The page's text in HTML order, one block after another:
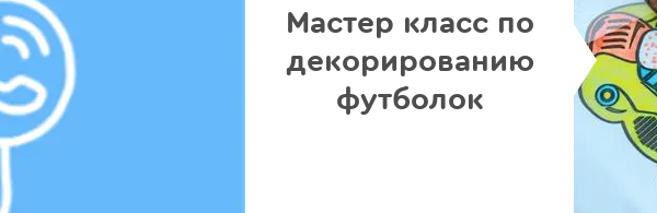
Мастер класс по
декорированию
футболок